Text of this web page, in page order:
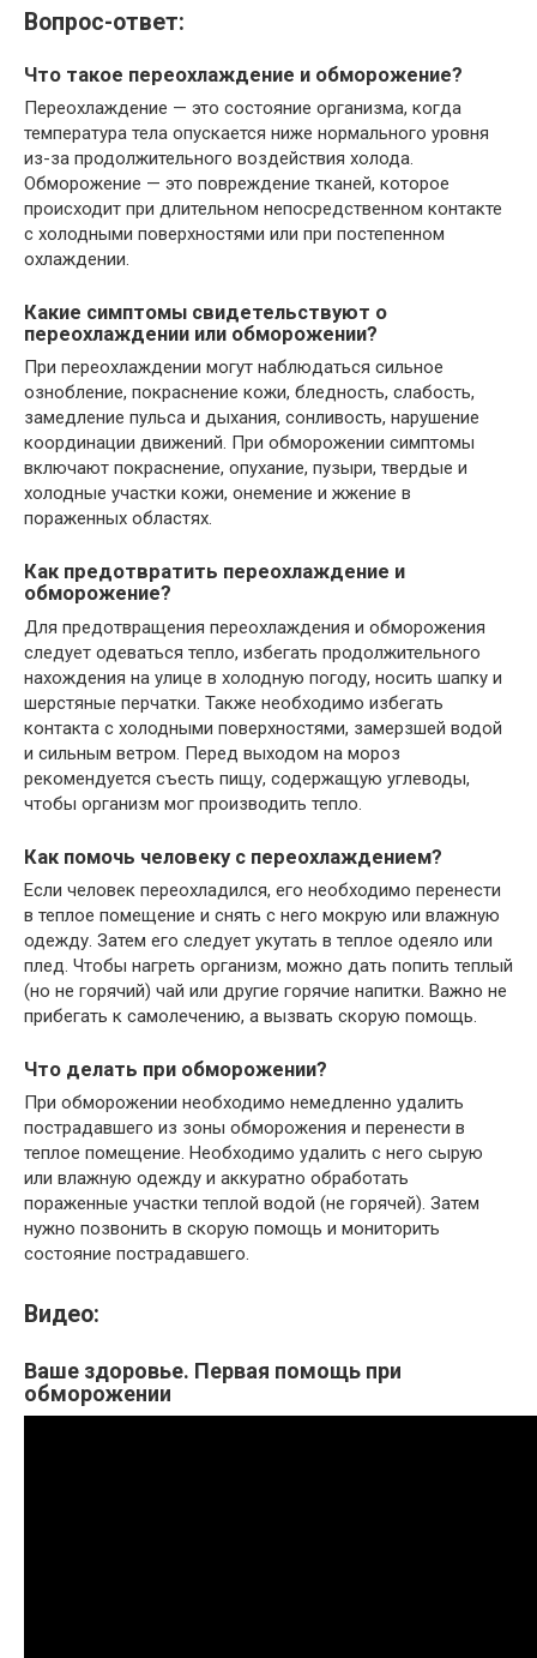
Вопрос-ответ:
Что такое переохлаждение и обморожение?
Переохлаждение — это состояние организма, когда
температура тела опускается ниже нормального уровня
из-за продолжительного воздействия холода.
Обморожение — это повреждение тканей, которое
происходит при длительном непосредственном контакте
с холодными поверхностями или при постепенном
охлаждении.
Какие симптомы свидетельствуют о
переохлаждении или обморожении?
При переохлаждении могут наблюдаться сильное
ознобление, покраснение кожи, бледность, слабость,
замедление пульса и дыхания, сонливость, нарушение
координации движений. При обморожении симптомы
включают покраснение, опухание, пузыри, твердые и
холодные участки кожи, онемение и жжение в
пораженных областях.
Как предотвратить переохлаждение и
обморожение?
Для предотвращения переохлаждения и обморожения
следует одеваться тепло, избегать продолжительного
нахождения на улице в холодную погоду, носить шапку и
шерстяные перчатки. Также необходимо избегать
контакта с холодными поверхностями, замерзшей водой
и сильным ветром. Перед выходом на мороз
рекомендуется съесть пищу, содержащую углеводы,
чтобы организм мог производить тепло.
Как помочь человеку с переохлаждением?
Если человек переохладился, его необходимо перенести
в теплое помещение и снять с него мокрую или влажную
одежду. Затем его следует укутать в теплое одеяло или
плед. Чтобы нагреть организм, можно дать попить теплый
(но не горячий) чай или другие горячие напитки. Важно не
прибегать к самолечению, а вызвать скорую помощь.
Что делать при обморожении?
При обморожении необходимо немедленно удалить
пострадавшего из зоны обморожения и перенести в
теплое помещение. Необходимо удалить с него сырую
или влажную одежду и аккуратно обработать
пораженные участки теплой водой (не горячей). Затем
нужно позвонить в скорую помощь и мониторить
состояние пострадавшего.
Видео:
Ваше здоровье. Первая помощь при
обморожении